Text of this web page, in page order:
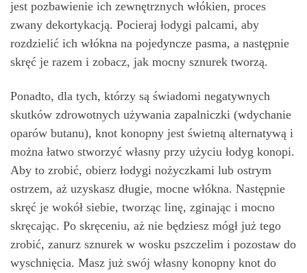
jest pozbawienie ich zewnętrznych włókien, proces
zwany dekortykacją. Pocieraj łodygi palcami, aby
rozdzielić ich włókna na pojedyncze pasma, a następnie
skręć je razem i zobacz, jak mocny sznurek tworzą.
Ponadto, dla tych, którzy są świadomi negatywnych
skutków zdrowotnych używania zapalniczki (wdychanie
oparów butanu), knot konopny jest świetną alternatywą i
można łatwo stworzyć własny przy użyciu łodyg konopi.
Aby to zrobić, obierz łodygi nożyczkami lub ostrym
ostrzem, aż uzyskasz długie, mocne włókna. Następnie
skręć je wokół siebie, tworząc linę, zginając i mocno
skręcając. Po skręceniu, aż nie będziesz mógł już tego
zrobić, zanurz sznurek w wosku pszczelim i pozostaw do
wyschnięcia. Masz już swój własny konopny knot do